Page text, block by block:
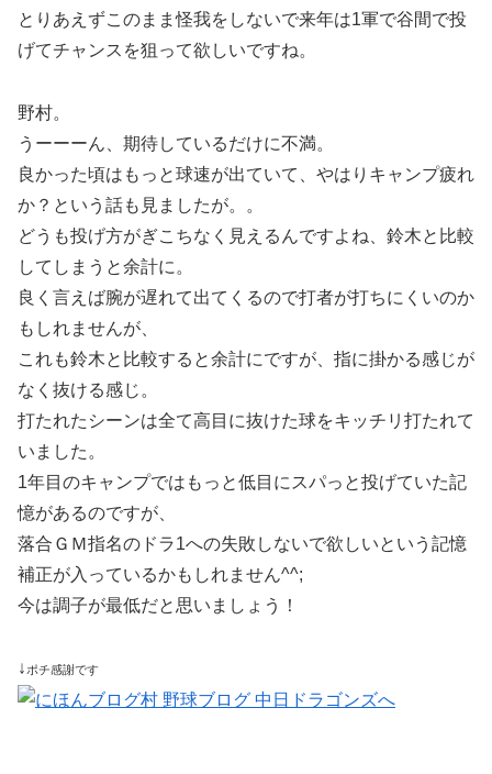
とりあえずこのまま怪我をしないで来年は1軍で谷間で投
げてチャンスを狙って欲しいですね。
野村。
うーーーん、期待しているだけに不満。
良かった頃はもっと球速が出ていて、やはりキャンプ疲れ
か？という話も見ましたが。。
どうも投げ方がぎこちなく見えるんですよね、鈴木と比較
してしまうと余計に。
良く言えば腕が遅れて出てくるので打者が打ちにくいのか
もしれませんが、
これも鈴木と比較すると余計にですが、指に掛かる感じが
なく抜ける感じ。
打たれたシーンは全て高目に抜けた球をキッチリ打たれて
いました。
1年目のキャンプではもっと低目にスパっと投げていた記
憶があるのですが、
落合ＧＭ指名のドラ1への失敗しないで欲しいという記憶
補正が入っているかもしれません^^;
今は調子が最低だと思いましょう！
↓ ポチ感謝です